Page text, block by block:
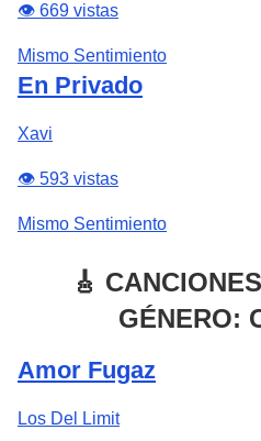
👁️ 669 vistas
Mismo Sentimiento
En Privado
Xavi
👁️ 593 vistas
Mismo Sentimiento
🎸
GÉNERO:
Amor Fugaz
Los Del Limit